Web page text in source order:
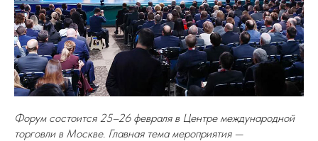
Форум состоится 25–26 февраля в Центре международной
торговли в Москве. Главная тема мероприятия —